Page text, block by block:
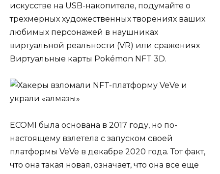
искусстве на USB-накопителе, подумайте о
трехмерных художественных творениях ваших
любимых персонажей в наушниках
виртуальной реальности (VR) или сражениях
Виртуальные карты Pokémon NFT 3D.
ECOMI была основана в 2017 году, но по-
настоящему взлетела с запуском своей
платформы VeVe в декабре 2020 года. Тот факт,
что она такая новая, означает, что она все еще